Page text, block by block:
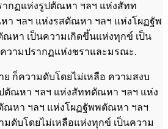
ากฏแห่งรูปตัณหา ฯลฯ แห่งสัทท
ฯลฯ แห่งรสตัณหา ฯลฯ แห่งโผฏฐัพ
หา เป็นความเกิดขึ้นแห่งทุกข์ เป็น
วามปรากฏแห่งชราและมรณะ.
ก็ความดับโดยไม่เหลือ ความสงบ
ตัณหา ฯลฯ แห่งสัททตัณหา ฯลฯ แห่ง
หา ฯลฯ แห่งโผฏฐัพพตัณหา ฯลฯ
ดับโดยไม่เหลือแห่งทุกข์ เป็นความ